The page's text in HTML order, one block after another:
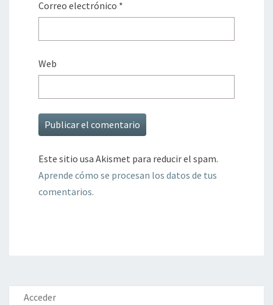
Correo electrónico *
Web
Este sitio usa Akismet para reducir el spam.
Aprende cómo se procesan los datos de tus
comentarios.
Acceder